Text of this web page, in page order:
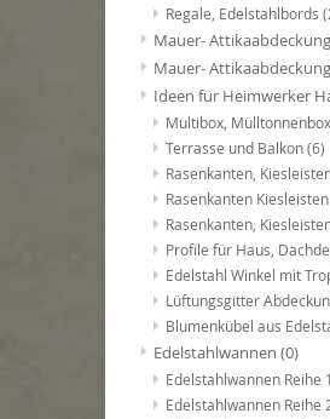
Regale, Edelstahlbords
Mauer-
Mauer-
Ideen für Heimwerker
Multibox,
Terrasse und Balkon (6)
Rasenkanten,
Rasenkanten
Rasenkanten,
Profile für Haus,
Edelstahl Winkel mit
Lüftungsgitter
Blumenkübel aus
Edelstahlwannen (0)
Edelstahlwannen Reihe 1
Edelstahlwannen Reihe